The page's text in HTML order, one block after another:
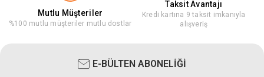
Mutlu Müşteriler
%100 mutlu müşteriler mutlu dostlar
Taksit Avantajı
Kredi kartına 9 taksit imkanıyla
alışveriş
E-BÜLTEN ABONELİĞİ